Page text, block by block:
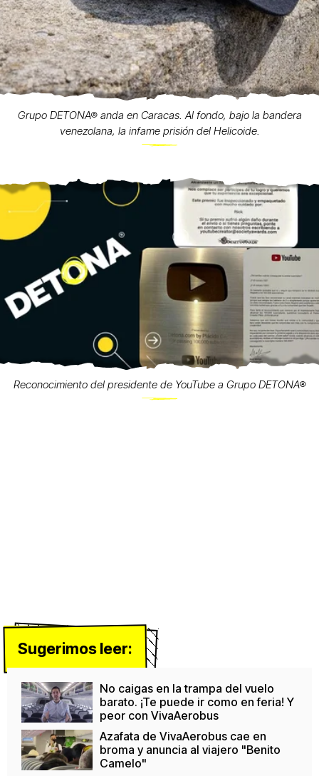
Grupo DETONA® anda en Caracas. Al fondo, bajo la bandera
venezolana, la infame prisión del Helicoide.
Reconocimiento del presidente de YouTube a Grupo DETONA®
Sugerimos leer:
No caigas en la trampa del vuelo
barato. ¡Te puede ir como en feria! Y
peor con VivaAerobus
Azafata de VivaAerobus cae en
broma y anuncia al viajero "Benito
Camelo"